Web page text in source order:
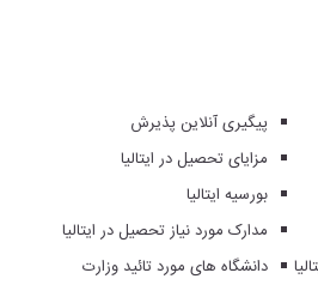
پیگیری آنلاین پذیرش
مزایای تحصیل در ایتالیا
بورسیه ایتالیا
مدارک مورد نیاز تحصیل در ایتالیا
دانشگاه های مورد تائید وزارت